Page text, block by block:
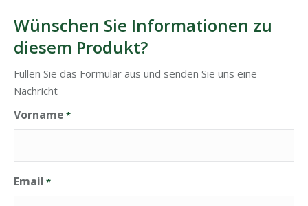
Wünschen Sie Informationen zu
diesem Produkt?
Füllen Sie das Formular aus und senden Sie uns eine
Nachricht
Vorname *
Email *